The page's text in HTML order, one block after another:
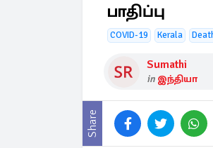
பாதிப்பு
COVID-19 Kerala
Sumathi
in இந்தியா
Share